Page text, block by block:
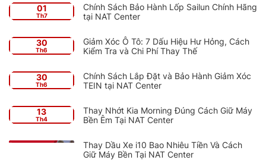
01
Th7
Chính Sách Bảo Hành Lốp Sailun Chính Hãng
tại NAT Center
30
Th6
Giảm Xóc Ô Tô: 7 Dấu Hiệu Hư Hỏng, Cách
Kiểm Tra và Chi Phí Thay Thế
30
Th6
Chính Sách Lắp Đặt và Bảo Hành Giảm Xóc
TEIN tại NAT Center
13
Th4
Thay Nhớt Kia Morning Đúng Cách Giữ Máy
Bền Êm Tại NAT Center
Thay Dầu Xe i10 Bao Nhiêu Tiền Và Cách
Giữ Máy Bền Tại NAT Center